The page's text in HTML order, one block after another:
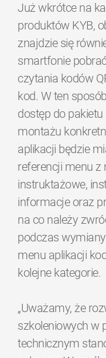
Już wkrótce na
produktów KYB,
znajdzie się
smartfonie
czytania kodów
kod. W ten
dostęp do
montażu
aplikacji będzie
referencji menu
instruktażowe,
informacje oraz
na co należy
podczas
menu aplikacji
kolejne kategorie.
„Uważamy, że
szkoleniowych w
technicznym